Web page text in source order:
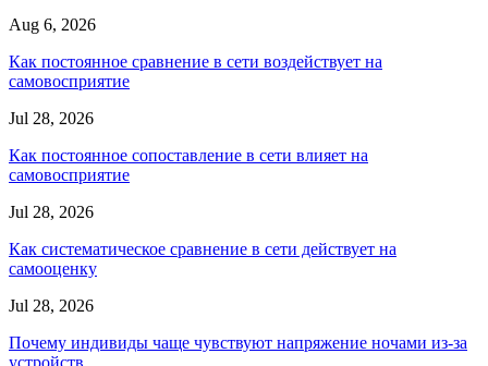
Aug 6, 2026
Как постоянное сравнение в сети воздействует на
самовосприятие
Jul 28, 2026
Как постоянное сопоставление в сети влияет на
самовосприятие
Jul 28, 2026
Как систематическое сравнение в сети действует на
самооценку
Jul 28, 2026
Почему индивиды чаще чувствуют напряжение ночами из-за
устройств